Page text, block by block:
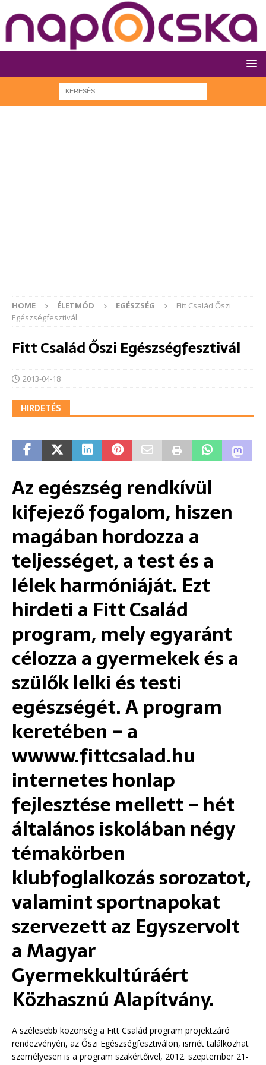
HOME ÉLETMÓD EGÉSZSÉG
Fitt Család Őszi
Egészségfesztivál
Fitt Család Őszi Egészségfesztivál
2013-04-18
HIRDETÉS
Az egészség rendkívül
kifejező fogalom, hiszen
magában hordozza a
teljességet, a test és a
lélek harmóniáját. Ezt
hirdeti a Fitt Család
program, mely egyaránt
célozza a gyermekek és a
szülők lelki és testi
egészségét. A program
keretében – a
wwww.fittcsalad.hu
internetes honlap
fejlesztése mellett – hét
általános iskolában négy
témakörben
klubfoglalkozás sorozatot,
valamint sportnapokat
szervezett az Egyszervolt
a Magyar
Gyermekkultúráért
Közhasznú Alapítvány.
A szélesebb közönség a Fitt Család program projektzáró
rendezvényén, az Őszi Egészségfesztiválon, ismét találkozhat
személyesen is a program szakértőivel, 2012. szeptember 21-